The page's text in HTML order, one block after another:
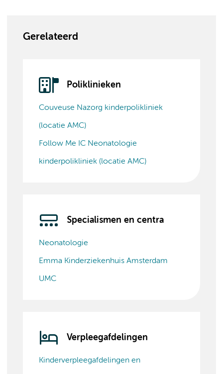
Gerelateerd
Poliklinieken
Couveuse Nazorg kinderpolikliniek
(locatie AMC)
Follow Me IC Neonatologie
kinderpolikliniek (locatie AMC)
Specialismen en centra
Neonatologie
Emma Kinderziekenhuis Amsterdam
UMC
Verpleegafdelingen
Kinderverpleegafdelingen en